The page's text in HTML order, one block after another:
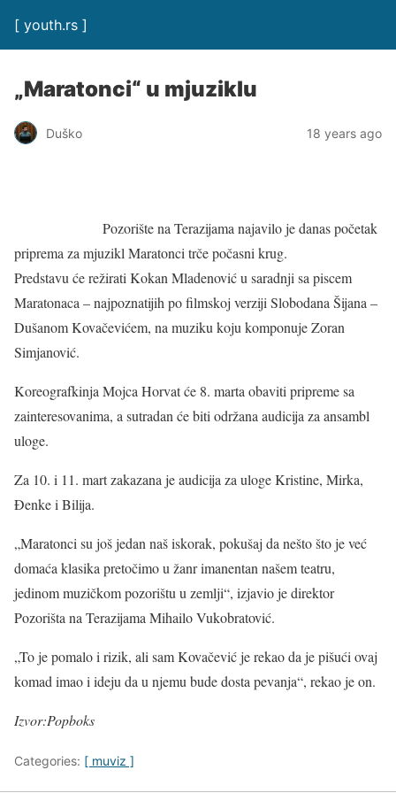
[ youth.rs ]
„Maratonci“ u mjuziklu
Duško 18 years ago
Pozorište na Terazijama najavilo je danas početak
priprema za mjuzikl Maratonci trče počasni krug.
Predstavu će režirati Kokan Mladenović u saradnji sa piscem
Maratonaca – najpoznatijih po filmskoj verziji Slobodana Šijana –
Dušanom Kovačevićem, na muziku koju komponuje Zoran
Simjanović.
Koreografkinja Mojca Horvat će 8. marta obaviti pripreme sa
zainteresovanima, a sutradan će biti održana audicija za ansambl
uloge.
Za 10. i 11. mart zakazana je audicija za uloge Kristine, Mirka,
Đenke i Bilija.
„Maratonci su još jedan naš iskorak, pokušaj da nešto što je već
domaća klasika pretočimo u žanr imanentan našem teatru,
jedinom muzičkom pozorištu u zemlji“, izjavio je direktor
Pozorišta na Terazijama Mihailo Vukobratović.
„To je pomalo i rizik, ali sam Kovačević je rekao da je pišući ovaj
komad imao i ideju da u njemu bude dosta pevanja“, rekao je on.
Izvor:Popboks
Categories: [ muviz ]